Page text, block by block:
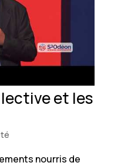
et les
nourris de